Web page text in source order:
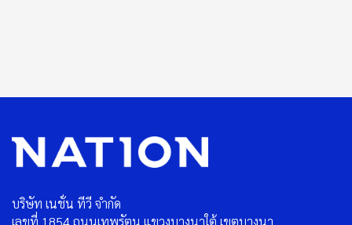
บริษัท เนชั่น ทีวี จำกัด
เลขที่ 1854 ถนนเทพรัตน แขวงบางนาใต้ เขตบางนา